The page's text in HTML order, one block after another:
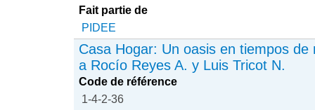
Fait partie de
PIDEE
Casa Hogar: Un oasis en tiempos
a Rocío Reyes A. y Luis Tricot N.
Code de référence
1-4-2-36